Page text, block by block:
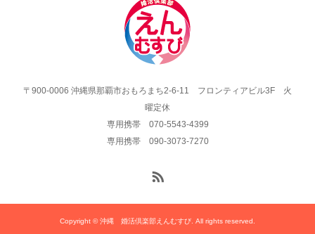
〒900-0006 沖縄県那覇市おもろまち2-6-11 フロンティアビル3F 火
曜定休
専用携帯 070-5543-4399
専用携帯 090-3073-7270
Copyright © 沖縄 婚活倶楽部えんむすび. All rights reserved.